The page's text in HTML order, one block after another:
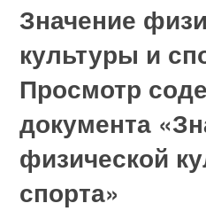
Значение
культуры и
Просмотр
документа
физической
спорта»